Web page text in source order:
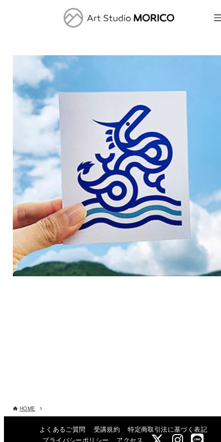
HOME
よくあるご質問 受講規約
特定商取引法に基づく表記
プライバシーポリシー
アクセス